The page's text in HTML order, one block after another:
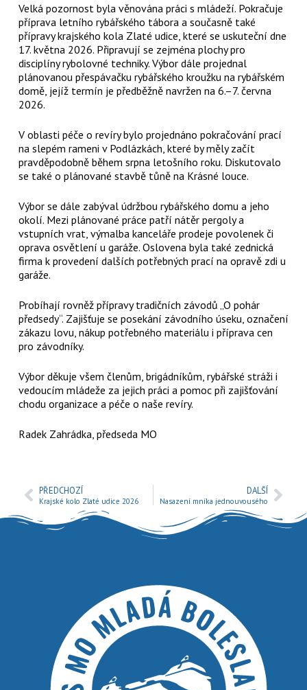
Velká pozornost byla věnována práci s mládeží. Pokračuje
příprava letního rybářského tábora a současně také
přípravy krajského kola Zlaté udice, které se uskuteční dne
17. května 2026. Připravují se zejména plochy pro
disciplíny rybolovné techniky. Výbor dále projednal
plánovanou přespávačku rybářského kroužku na rybářském
domě, jejíž termín je předběžně navržen na 6.–7. června
2026.
V oblasti péče o revíry bylo projednáno pokračování prací
na slepém rameni v Podlázkách, které by měly začít
pravděpodobně během srpna letošního roku. Diskutovalo
se také o plánované stavbě tůně na Krásné louce.
Výbor se dále zabýval údržbou rybářského domu a jeho
okolí. Mezi plánované práce patří nátěr pergoly a
vstupních vrat, výmalba kanceláře prodeje povolenek či
oprava osvětlení u garáže. Oslovena byla také zednická
firma k provedení dalších potřebných prací na opravě zdi u
garáže.
Probíhají rovněž přípravy tradičních závodů „O pohár
předsedy“. Zajišťuje se posekání závodního úseku, označení
zákazu lovu, nákup potřebného materiálu i příprava cen
pro závodníky.
Výbor děkuje všem členům, brigádníkům, rybářské stráži i
vedoucím mládeže za jejich práci a pomoc při zajišťování
chodu organizace a péče o naše revíry.
Radek Zahrádka, předseda MO
PŘEDCHOZÍ
Krajské kolo Zlaté udice 2026
DALŠÍ
Nasazení mníka jednouvousého